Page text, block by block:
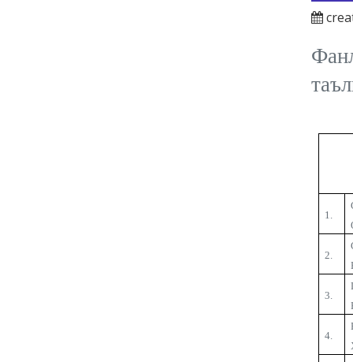
таъ
1.
2.
3.
4.